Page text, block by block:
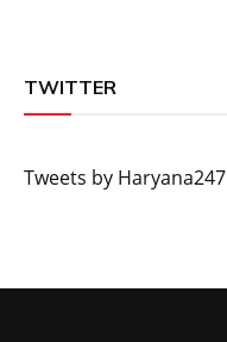
TWITTER
Tweets by Haryana247